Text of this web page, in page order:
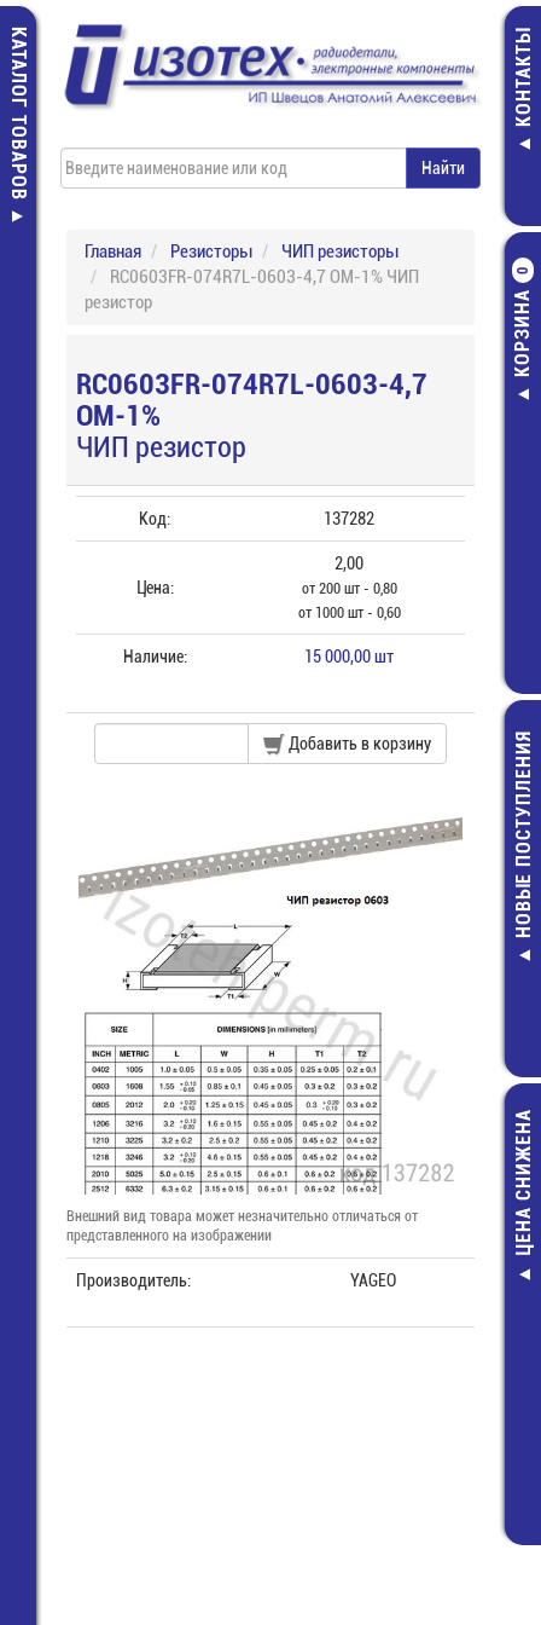
КАТАЛОГ ТОВАРОВ КОНТАКТЫ
КОРЗИНА
0
НОВЫЕ ПОСТУПЛЕНИЯ
ЦЕНА СНИЖЕНА
Главная Резисторы
ЧИП резисторы
RC0603FR-074R7L-0603-4,7 ОМ-1% ЧИП
резистор
RC0603FR-074R7L-0603-4,7
ОМ-1%
ЧИП резистор
Код: 137282
Цена:
2,00
от 200 шт - 0,80
от 1000 шт - 0,60
Наличие: 15 000,00 шт
Добавить в корзину
Внешний вид товара может незначительно отличаться от
представленного на изображении
Производитель: YAGEO